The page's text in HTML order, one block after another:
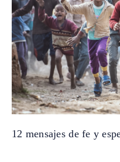
12 mensajes de fe y